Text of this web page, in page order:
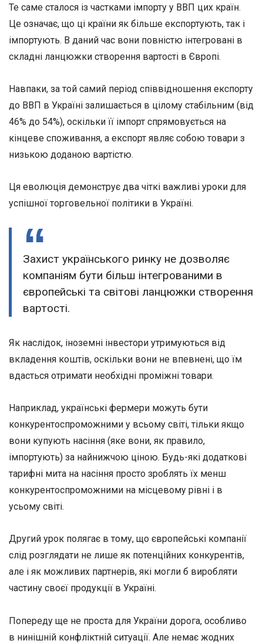
Те саме сталося із частками імпорту у ВВП цих країн.
Це означає, що ці країни як більше експортують, так і
імпортують. В даний час вони повністю інтегровані в
складні ланцюжки створення вартості в Європі.
Навпаки, за той самий період співвідношення експорту
до ВВП в Україні залишається в цілому стабільним (від
46% до 54%), оскільки її імпорт спрямовується на
кінцеве споживання, а експорт являє собою товари з
низькою доданою вартістю.
Ця еволюція демонструє два чіткі важливі уроки для
успішної торговельної політики в Україні.
Захист українського ринку не дозволяє
компаніям бути більш інтегрованими в
європейські та світові ланцюжки створення
вартості.
Як наслідок, іноземні інвестори утримуються від
вкладення коштів, оскільки вони не впевнені, що їм
вдасться отримати необхідні проміжні товари.
Наприклад, українські фермери можуть бути
конкурентоспроможними у всьому світі, тільки якщо
вони купують насіння (яке вони, як правило,
імпортують) за найнижчою ціною. Будь-які додаткові
тарифні мита на насіння просто зроблять їх менш
конкурентоспроможними на місцевому рівні і в
усьому світі.
Другий урок полягає в тому, що європейські компанії
слід розглядати не лише як потенційних конкурентів,
але і як можливих партнерів, які могли б виробляти
частину своєї продукції в Україні.
Попереду ще не проста для України дорога, особливо
в нинішній конфліктній ситуації. Але немає жодних